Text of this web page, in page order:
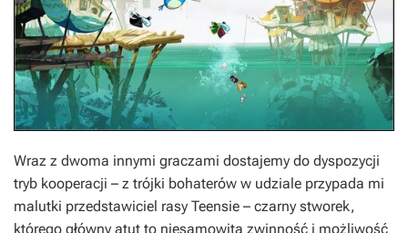
Wraz z dwoma innymi graczami dostajemy do dyspozycji
tryb kooperacji – z trójki bohaterów w udziale przypada mi
malutki przedstawiciel rasy Teensie – czarny stworek,
którego główny atut to niesamowita zwinność i możliwość